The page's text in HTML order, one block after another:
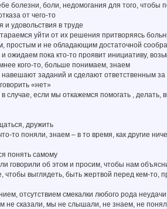
болезни, боли, недомогания для того, чтобы
от чего-то
удовольствия в труде
уйти от их решения притворяясь
простым и не обладающим достаточной
ожидаем пока кто-то проявит инициативу,
кого-то, больше понимаем, знаем
заданий и сделают ответственным за
«нет»
если мы откажемся помогать , делать,
дружить
то поняли, знаем – в то время, как другие
понять самому
говорили об этом и просим, чтобы нам
выглядеть, быть жертвой перед кем-то,
отсутствием смекалки любого рода
не сказали, мы не слышали, не знаем, не